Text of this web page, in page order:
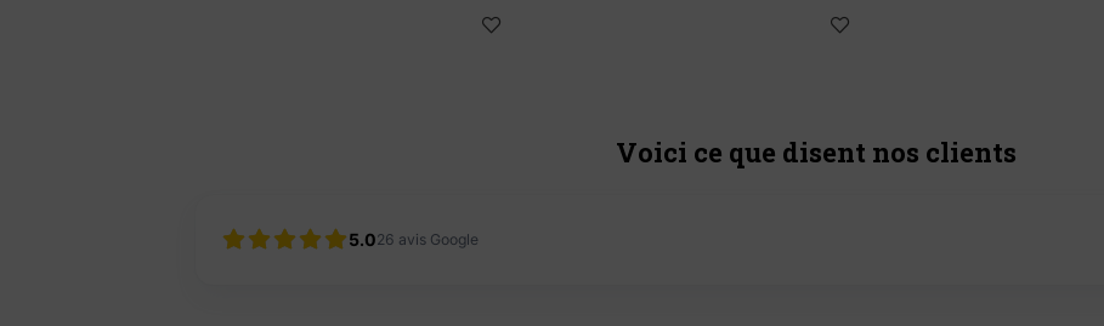
Voici ce que disent nos clients
5.026 avis Google